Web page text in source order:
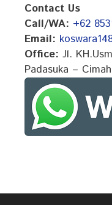
Contact Us
Call/WA: +62
Email:
Office: Jl.
Padasuka –